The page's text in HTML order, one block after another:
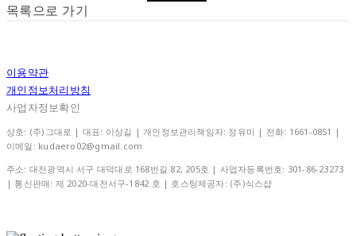
목록으로 가기
이용약관
개인정보처리방침
사업자정보확인
상호: (주)그대로 | 대표: 이상길 | 개인정보관리책임자: 정유미 | 전화: 1661-0851 |
이메일: kudaero02@gmail.com
주소: 대전광역시 서구 대덕대로 168번길 82, 205호 | 사업자등록번호: 301-86-23273
| 통신판매: 제 2020-대전서구-1842 호 | 호스팅제공자: (주)식스샵